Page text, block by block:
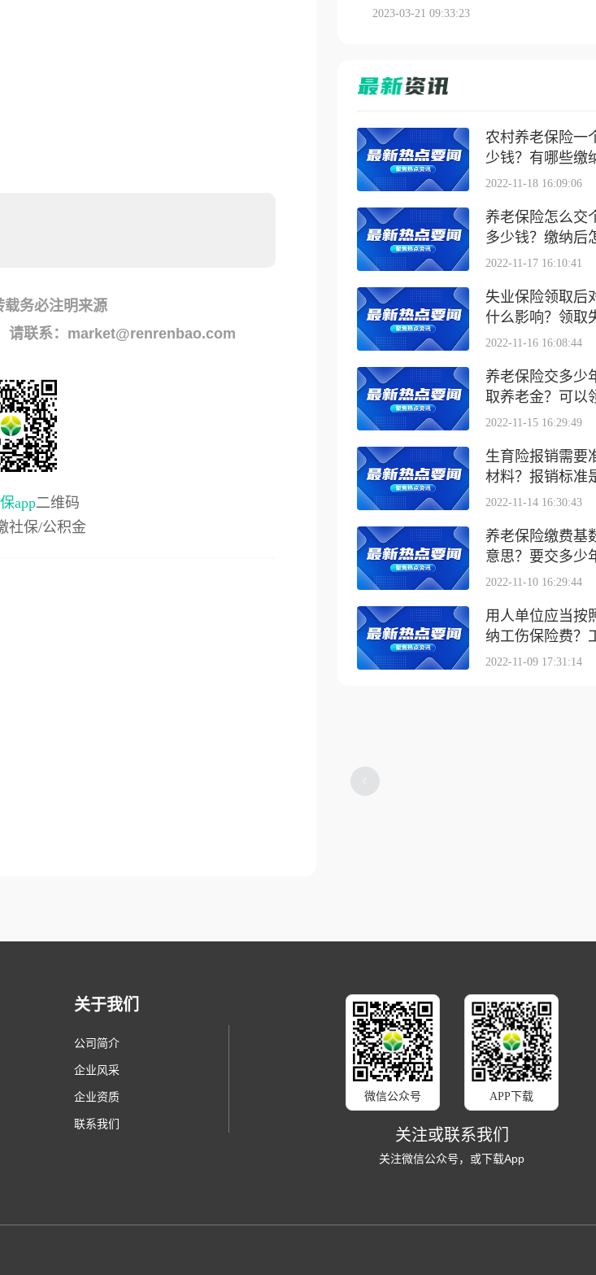
载务必注明来源
请联系：market@renrenbao.com
app二维码
社保/公积金
2023-03-21 09:33:23
农村养老保险一
少钱？有哪些缴
2022-11-18 16:09:06
养老保险怎么交
多少钱？缴纳后
2022-11-17 16:10:41
失业保险领取后
什么影响？领取
2022-11-16 16:08:44
养老保险交多少
取养老金？可以
2022-11-15 16:29:49
生育险报销需要
材料？报销标准
2022-11-14 16:30:43
养老保险缴费基
意思？要交多少
2022-11-10 16:29:44
用人单位应当按
纳工伤保险费？
2022-11-09 17:31:14
关于我们
公司简介
企业风采
企业资质
联系我们
微信公众号 APP下载
关注或联系我们
关注微信公众号，或下载App